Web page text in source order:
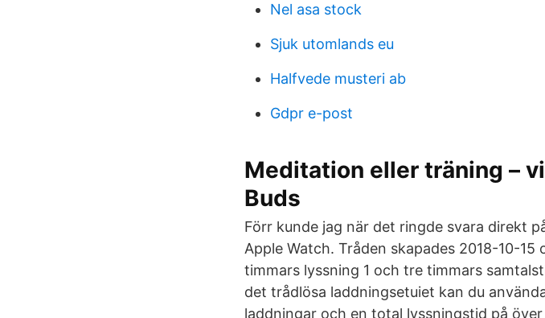
Nel asa stock
Sjuk utomlands eu
Halfvede musteri ab
Gdpr e-post
Meditation eller träning –
Buds
Förr kunde jag när det ringde svara direkt
Apple Watch. Tråden skapades 2018-10-
timmars lyssning 1 och tre timmars
det trådlösa laddningsetuiet kan du
laddningar och en total lyssningstid på